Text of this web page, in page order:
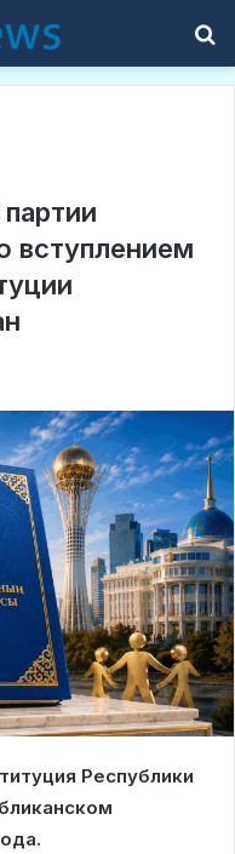
вступлением
Республики